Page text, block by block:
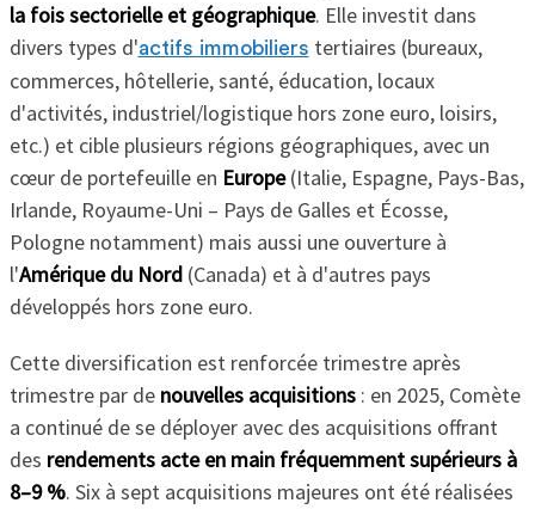
la fois sectorielle et géographique. Elle investit dans
divers types d'actifs immobiliers tertiaires (bureaux,
commerces, hôtellerie, santé, éducation, locaux
d'activités, industriel/logistique hors zone euro, loisirs,
etc.) et cible plusieurs régions géographiques, avec un
cœur de portefeuille en Europe(Italie, Espagne, Pays-Bas,
Irlande, Royaume-Uni – Pays de Galles et Écosse,
Pologne notamment) mais aussi une ouverture à
l'Amérique du Nord(Canada) et à d'autres pays
développés hors zone euro.
Cette diversification est renforcée trimestre après
trimestre par de nouvelles acquisitions: en 2025, Comète
a continué de se déployer avec des acquisitions offrant
des rendements acte en main fréquemment supérieurs à
8–9 %. Six à sept acquisitions majeures ont été réalisées